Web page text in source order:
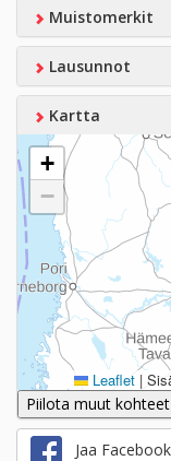
Muistomerkit
Lausunnot
Kartta
+
−
Leaflet |
Piilota muut kohteet
Jaa